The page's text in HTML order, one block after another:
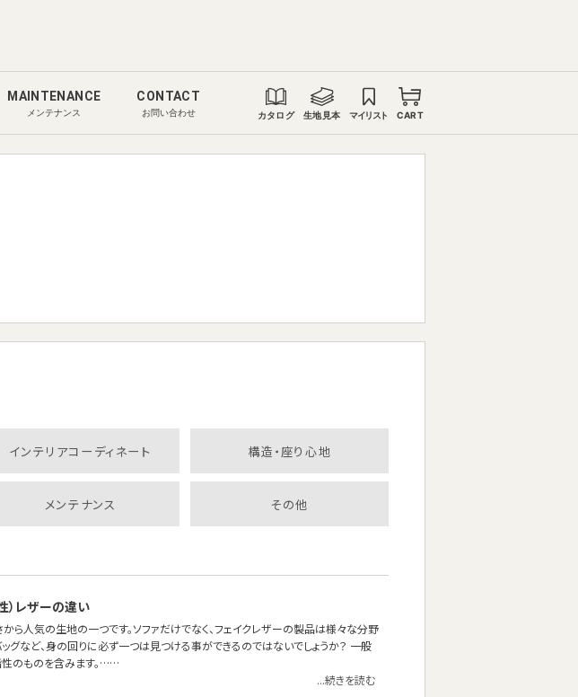
MAINTENANCE
メンテナンス
CONTACT
お問い合わせ カタログ 生地見本 マイリスト CART
インテリアコーディネート 構造・座り心地
メンテナンス その他
）レザーの違い
ら人気の生地の一つです。ソファだけでなく、フェイクレザーの製品は様々な分野
グなど、身の回りに必ず一つは見つける事ができるのではないでしょうか？ 一般
性のものを含みます。……
...続きを読む